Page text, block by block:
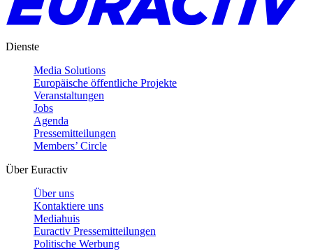
Dienste
Media Solutions
Europäische öffentliche Projekte
Veranstaltungen
Jobs
Agenda
Pressemitteilungen
Members’ Circle
Über Euractiv
Über uns
Kontaktiere uns
Mediahuis
Euractiv Pressemitteilungen
Politische Werbung